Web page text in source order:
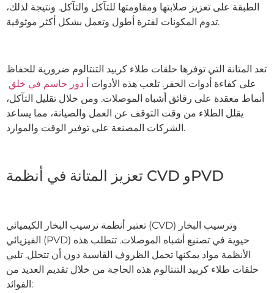
الطبقة على تعزيز صلابتها ومقاومتها للتآكل والتآكل. ونتيجة لذلك،
تدوم المكونات لفترة أطول وتعمل بشكل أكثر موثوقية.
تعد المتانة التي توفرها حلقات طلاء كربيد التنتالوم ضرورية للحفاظ
على كفاءة أدوات الحفر. تلعب هذه الأدوات أ دور حاسم في خلق
أنماط معقدة على رقائق أشباه الموصلات. ومن خلال تقليل التآكل،
يقلل الطلاء من وقت التوقف عن العمل والصيانة، مما يساعد
الشركات المصنعة على توفير الوقت والموارد.
تعزيز المتانة في أنظمة CVD وPVD
تعتبر أنظمة ترسيب البخار الكيميائي (CVD) وترسيب البخار
الفيزيائي (PVD) حيوية في تصنيع أشباه الموصلات. تتطلب هذه
الأنظمة مواد يمكنها تحمل الظروف القاسية دون أن تتحلل. تلبي
حلقات طلاء كربيد التنتالوم هذه الحاجة من خلال تقديم العديد من
الفوائد: